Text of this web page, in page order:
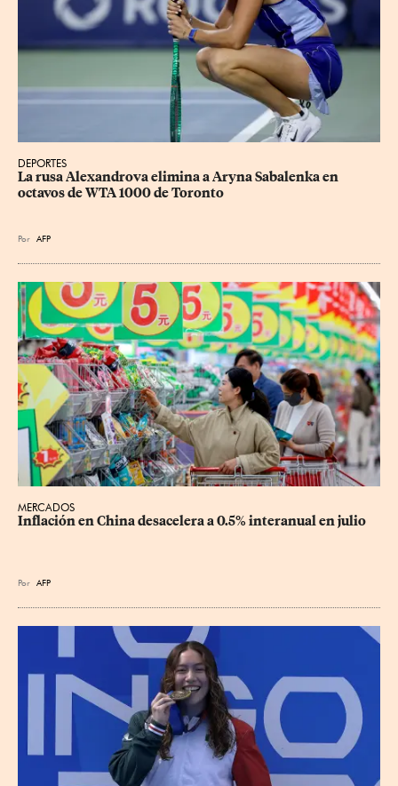
DEPORTES
La rusa Alexandrova elimina a Aryna Sabalenka en
octavos de WTA 1000 de Toronto
Por AFP
MERCADOS
Inflación en China desacelera a 0.5% interanual en julio
Por AFP